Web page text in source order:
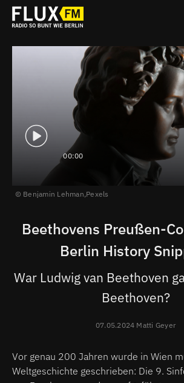
00:00
Benjamin Lehman,Pexels
Beethovens Preußen-
Berlin History
War Ludwig van Beethoven
Beethoven?
07.05.2024 Matti Geyer
Vor genau 200 Jahren wurde in Wien
Weltgeschichte geschrieben: Die 9.